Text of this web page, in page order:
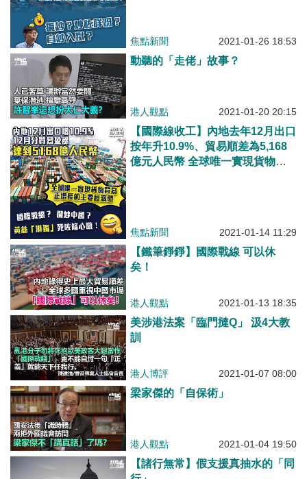
焦點新聞 2021-01-26 18:53
動聽的「走佬」故事？
港人觀點 2021-01-20 20:15
【國際線收工】內地去年12月出口
按年升10.9%、貿易順差為5,168
億元人民幣 全球唯一實現貨物貿
焦點新聞 2021-01-14 11:29
【鐵筆錚錚】國際戰線 可以休
矣！
港人觀點 2021-01-13 18:35
美涉港法案「臨門撻Q」 汲4大教
訓
港人博評 2021-01-07 08:00
梁家傑的「自保術」
港人觀點 2021-01-04 19:50
【諸行無常】假支援真抽水的「同